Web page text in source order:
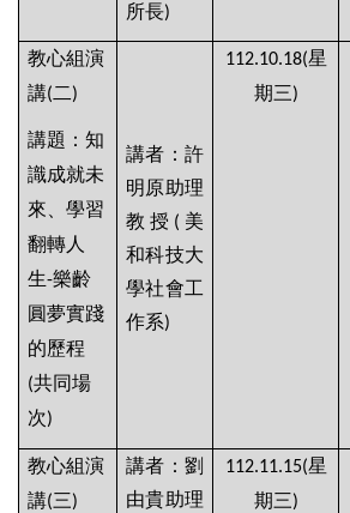
所長)
教心組演
講(二)
講題：知
識成就未
來、學習
翻轉人
生-樂齡
圓夢實踐
的歷程
(共同場
次)
講者：許
明原助理
教授 ( 美
和科技大
學社會工
作系)
112.10.18(星
期三)
教心組演
講(三)
講者：劉
由貴助理
112.11.15(星
期三)